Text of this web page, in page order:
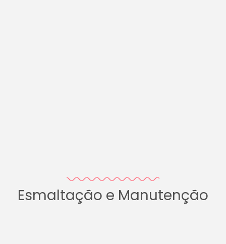
Esmaltação e Manutenção